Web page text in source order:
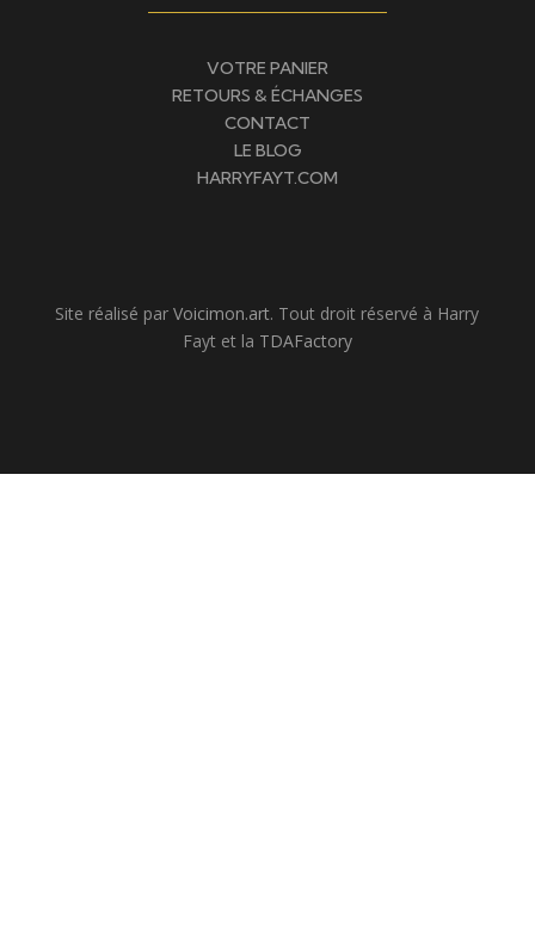
VOTRE PANIER
RETOURS & ÉCHANGES
CONTACT
LE BLOG
HARRYFAYT.COM
Site réalisé parVoicimon.art. Tout droit réservé à Harry
Fayt et la TDAFactory